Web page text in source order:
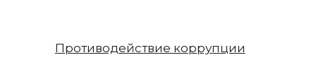
Противодействие коррупции